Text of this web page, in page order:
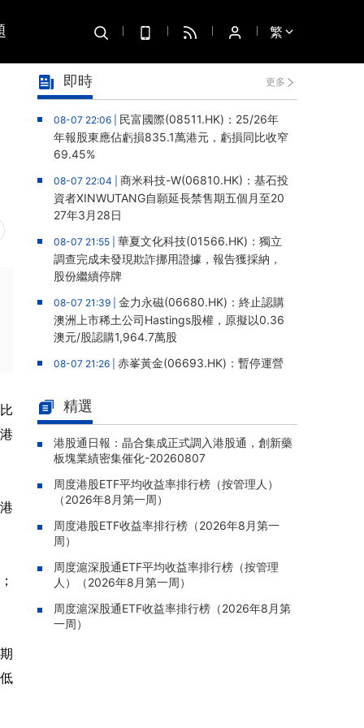
繁
即時 更多
08-07 22:06 | 民富國際(08511.HK)：25/26年
年報股東應佔虧損835.1萬港元，虧損同比收窄
69.45%
08-07 22:04 | 商米科技-W(06810.HK)：基石投
資者XINWUTANG自願延長禁售期五個月至20
27年3月28日
08-07 21:55 | 華夏文化科技(01566.HK)：獨立
調查完成未發現欺詐挪用證據，報告獲採納，
股份繼續停牌
08-07 21:39 | 金力永磁(06680.HK)：終止認購
澳洲上市稀土公司Hastings股權，原擬以0.36
澳元/股認購1,964.7萬股
08-07 21:26 | 赤峯黃金(06693.HK)：暫停運營
人民幣5,406萬元
08-07 20:07 |靈寶黃金(03330.HK)：新疆哈巴
河勘查取得重大進展，保有金金屬量由13.20噸
躍升至53.94噸
08-07 20:04 |迅策(03317.HK)：與天合算力訂
立戰略合作備忘，共探能源垂類大模型與Toke
n工廠商業化
08-07 20:02 |
中國泛半導體IMSS市場排名第三
08-07 19:47 | 浙能邁領綠航二次遞表港交所，爲
全球領先的綠色航運設備和系統提供商
08-07 19:09 |
精選
港股通日報：晶合集成正式調入港股通，創新藥
板塊業績密集催化-20260807
周度港股ETF平均收益率排行榜（按管理人）
（2026年8月第一周）
周度港股ETF收益率排行榜（2026年8月第一
周）
周度滬深股通ETF平均收益率排行榜（按管理
人）（2026年8月第一周）
周度滬深股通ETF收益率排行榜（2026年8月第
一周）